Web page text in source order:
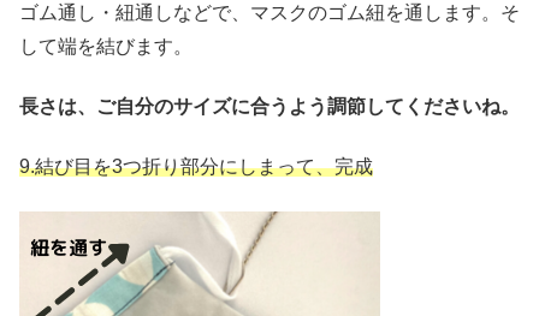
ゴム通し・紐通しなどで、マスクのゴム紐を通します。そ
して端を結びます。
長さは、ご自分のサイズに合うよう調節してくださいね。
9.結び目を3つ折り部分にしまって、完成